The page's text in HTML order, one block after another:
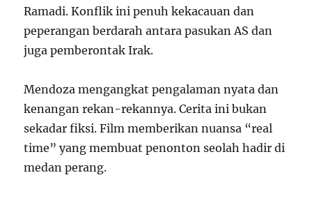
Ramadi. Konflik ini penuh kekacauan dan
peperangan berdarah antara pasukan AS dan
juga pemberontak Irak.
Mendoza mengangkat pengalaman nyata dan
kenangan rekan-rekannya. Cerita ini bukan
sekadar fiksi. Film memberikan nuansa “real
time” yang membuat penonton seolah hadir di
medan perang.